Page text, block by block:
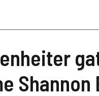
Shannon